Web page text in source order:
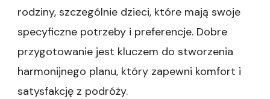
rodziny, szczególnie dzieci, które mają swoje
specyficzne potrzeby i preferencje. Dobre
przygotowanie jest kluczem do stworzenia
harmonijnego planu, który zapewni komfort i
satysfakcję z podróży.